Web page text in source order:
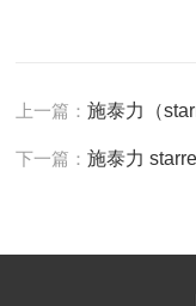
上一篇：施泰力（
下一篇：施泰力